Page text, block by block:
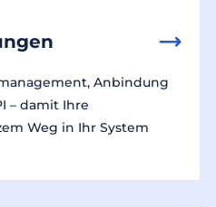
Anbindung
– damit Ihre
Weg in Ihr System